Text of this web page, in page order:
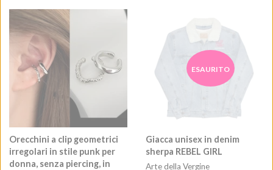
Orecchini a clip geometrici
irregolari in stile punk per
donna, senza piercing, in
ESAURITO
Giacca unisex in denim
sherpa REBEL GIRL
Arte della Vergine